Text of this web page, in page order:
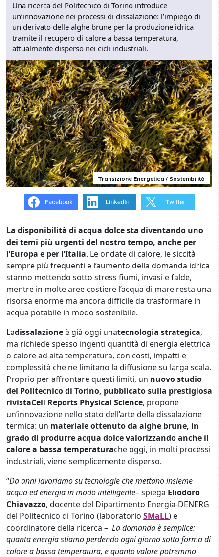
Una ricerca del Politecnico di Torino introduce
un’innovazione nei processi di dissalazione: l’impiego di
un derivato delle alghe brune per la produzione idrica
tramite il recupero di calore a bassa temperatura,
attualmente disperso nei cicli industriali.
Transizione Energetica / Sostenibilità
La disponibilità di acqua dolce sta diventando uno
dei temi più urgenti del nostro tempo, anche per
l’Europa e per l’Italia. Le ondate di calore, le siccità
sempre più frequenti e l’aumento della domanda idrica
stanno mettendo sotto stress fiumi, invasi e falde,
mentre in molte aree costiere l’acqua di mare resta una
risorsa enorme ma ancora difficile da trasformare in
acqua potabile in modo sostenibile.
Ladissalazione è già oggi unatecnologia strategica,
ma richiede spesso ingenti quantità di energia elettrica
o calore ad alta temperatura, con costi, impatti e
complessità che ne limitano la diffusione su larga scala.
Proprio per affrontare questi limiti, un nuovo studio
del Politecnico di Torino, pubblicato sulla prestigiosa
rivistaCell Reports Physical Science, propone
un’innovazione nello stato dell’arte della dissalazione
termica: un materiale ottenuto da alghe brune, in
grado di produrre acqua dolce valorizzando anche il
calore a bassa temperaturache oggi, in molti processi
industriali, viene semplicemente disperso.
“Da anni lavoriamo su tecnologie che mettano insieme
acqua ed energia in modo intelligente– spiega Eliodoro
Chiavazzo, docente del Dipartimento Energia-DENERG
del Politecnico di Torino (laboratorio SMaLL) e
coordinatore della ricerca –. La domanda è semplice:
quanta energia stiamo perdendo ogni giorno sotto forma di
calore a bassa temperatura, e quanto valore potremmo